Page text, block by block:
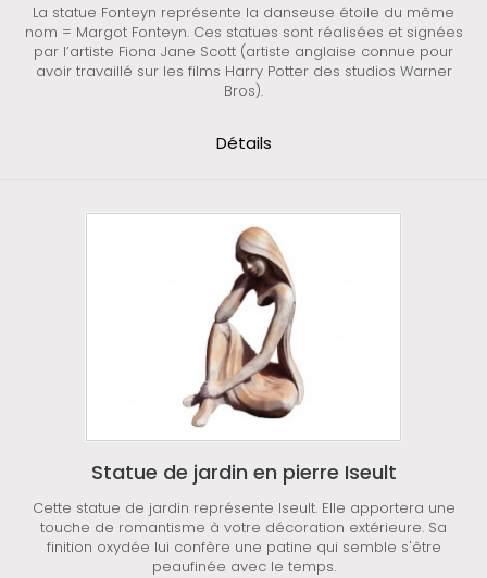
La statue Fonteyn représente la danseuse étoile du même
nom = Margot Fonteyn. Ces statues sont réalisées et signées
par l’artiste Fiona Jane Scott (artiste anglaise connue pour
avoir travaillé sur les films Harry Potter des studios Warner
Bros).
Détails
Statue de jardin en pierre Iseult
Cette statue de jardin représente Iseult. Elle apportera une
touche de romantisme à votre décoration extérieure. Sa
finition oxydée lui confère une patine qui semble s'être
peaufinée avec le temps.